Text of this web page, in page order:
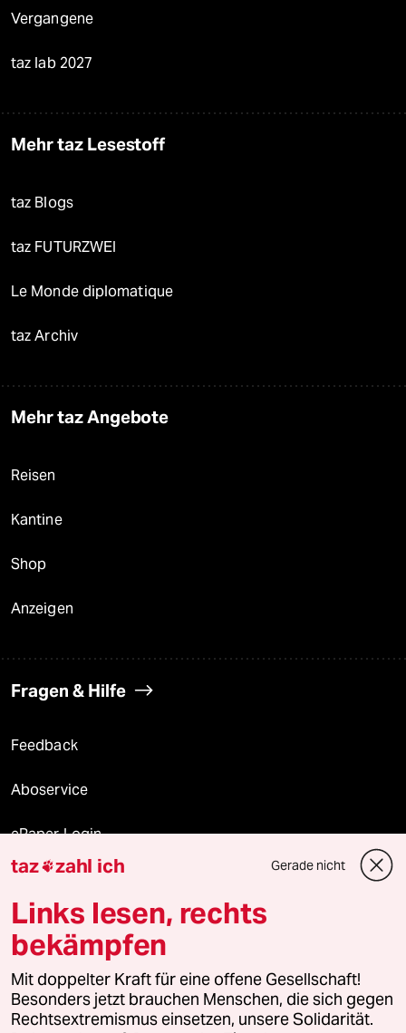
Vergangene
taz lab 2027
Mehr taz Lesestoff
taz Blogs
taz FUTURZWEI
Le Monde diplomatique
taz Archiv
Mehr taz Angebote
Reisen
Kantine
Shop
Anzeigen
Fragen & Hilfe
Feedback
Aboservice
ePaper Login
Downloads für Abonnierende
© 2026 taz Verlags und Vertriebs GmbH
Alle Rechte vorbehalten. Bei rechtlichen Fragen oder für Genehmigungen
wenden Sie sich bitte an lizenzen@taz.de
taz zahl ich Gerade nicht
Links lesen, rechts
bekämpfen
Mit doppelter Kraft für eine offene Gesellschaft!
Besonders jetzt brauchen Menschen, die sich gegen
Rechtsextremismus einsetzen, unsere Solidarität.